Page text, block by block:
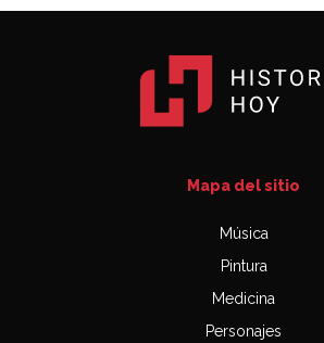
Mapa del sitio
Música
Pintura
Medicina
Personajes